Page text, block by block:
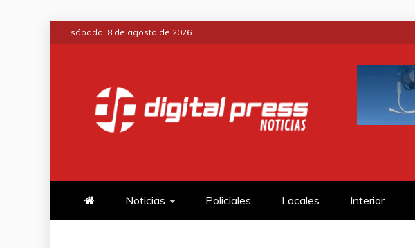
Saltar
al
sábado, 8 de agosto de 2026
DIGITAL PRESS
Noticias Policiales Locales Interior